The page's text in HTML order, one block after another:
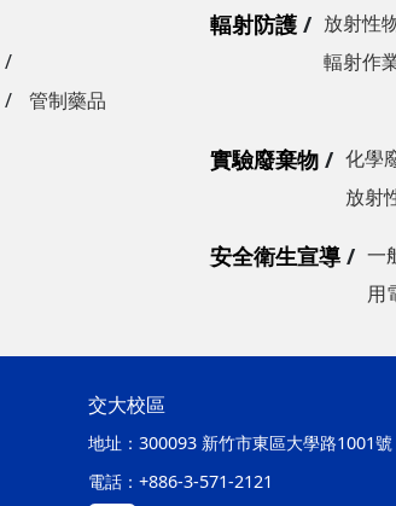
管制藥品
輻射防護 放射性
輻射作
實驗廢棄物 化學
放射
安全衛生宣導 一
用
交大校區
地址： 300093 新竹市東區大學路1001號
電話： +886-3-571-2121